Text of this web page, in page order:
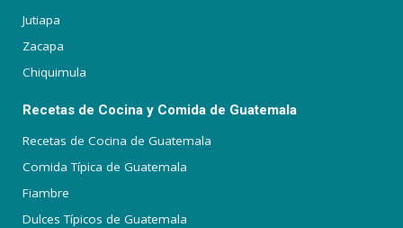
Jutiapa
Zacapa
Chiquimula
Recetas de Cocina y Comida de Guatemala
Recetas de Cocina de Guatemala
Comida Típica de Guatemala
Fiambre
Dulces Típicos de Guatemala